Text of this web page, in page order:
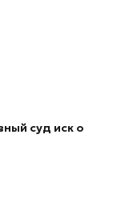
суд иск о